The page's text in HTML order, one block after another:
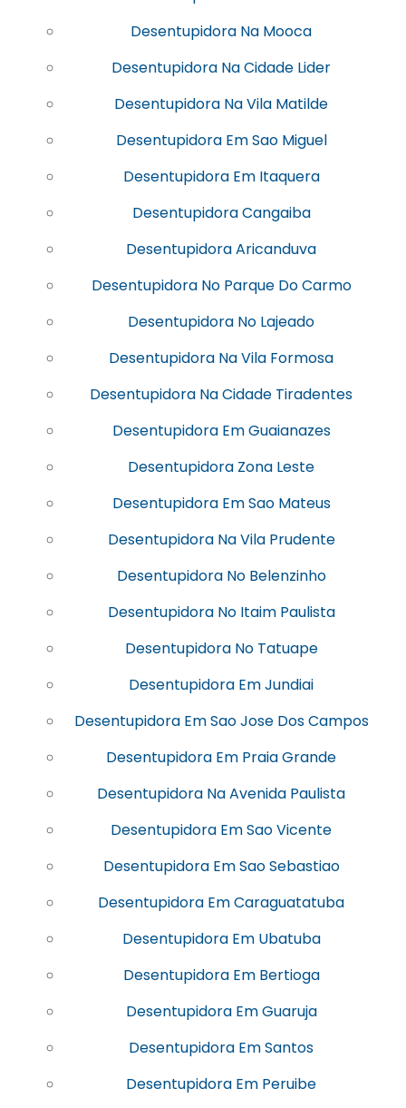
Desentupidora Na Mooca
Desentupidora Na Cidade Lider
Desentupidora Na Vila Matilde
Desentupidora Em Sao Miguel
Desentupidora Em Itaquera
Desentupidora Cangaiba
Desentupidora Aricanduva
Desentupidora No Parque Do Carmo
Desentupidora No Lajeado
Desentupidora Na Vila Formosa
Desentupidora Na Cidade Tiradentes
Desentupidora Em Guaianazes
Desentupidora Zona Leste
Desentupidora Em Sao Mateus
Desentupidora Na Vila Prudente
Desentupidora No Belenzinho
Desentupidora No Itaim Paulista
Desentupidora No Tatuape
Desentupidora Em Jundiai
Desentupidora Em Sao Jose Dos Campos
Desentupidora Em Praia Grande
Desentupidora Na Avenida Paulista
Desentupidora Em Sao Vicente
Desentupidora Em Sao Sebastiao
Desentupidora Em Caraguatatuba
Desentupidora Em Ubatuba
Desentupidora Em Bertioga
Desentupidora Em Guaruja
Desentupidora Em Santos
Desentupidora Em Peruibe